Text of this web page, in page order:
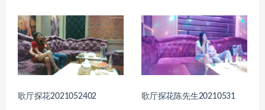
歌厅探花2021052402 歌厅探花陈先生20210531